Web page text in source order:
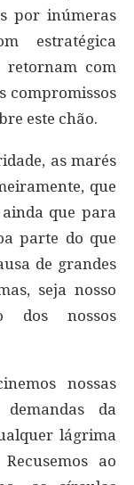
por inúmeras
estratégica
retornam com
compromissos
este chão.
as marés
que
que para
parte do que
de grandes
seja nosso
dos nossos
nossas
da
lágrima
ao